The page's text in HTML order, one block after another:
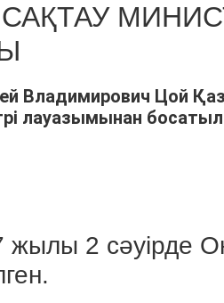
Владимирович Цой
лауазымынан
2 сәуірде